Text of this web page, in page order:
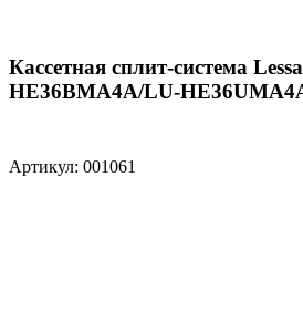
Кассетная сплит-система
HE36BMA4A/LU-
Артикул: 001061